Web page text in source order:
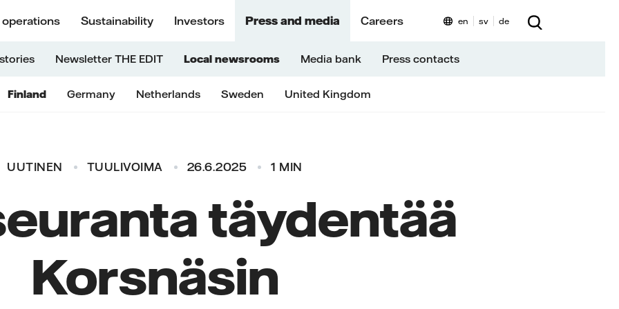
operations Sustainability Investors Press and media Careers
Newsletter THE EDIT Local newsrooms Media bank Press contacts
Finland Germany Netherlands Sweden United Kingdom
en sv de
UUTINEN TUULIVOIMA 26.6.2025 1 MIN
täydentää
Korsnäsin